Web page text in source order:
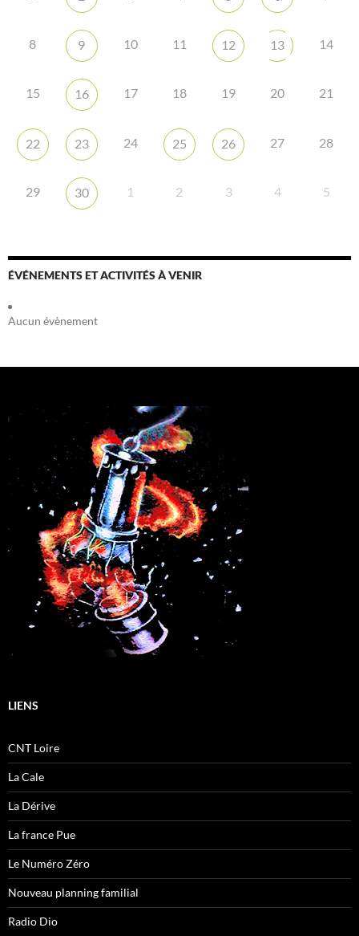
8 9 10 11 12 13 14
15 16 17 18 19 20 21
22 23 24 25 26 27 28
29 30 1 2 3 4 5
ÉVÉNEMENTS ET ACTIVITÉS À VENIR
Aucun évènement
LIENS
CNT Loire
La Cale
La Dérive
La france Pue
Le Numéro Zéro
Nouveau planning familial
Radio Dio